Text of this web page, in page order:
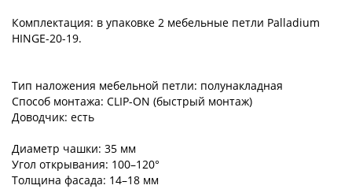
Комплектация: в упаковке 2 мебельные петли Palladium
HINGE-20-19.
Тип наложения мебельной петли: полунакладная
Способ монтажа: CLIP-ON (быстрый монтаж)
Доводчик: есть
Диаметр чашки: 35 мм
Угол открывания: 100–120°
Толщина фасада: 14–18 мм